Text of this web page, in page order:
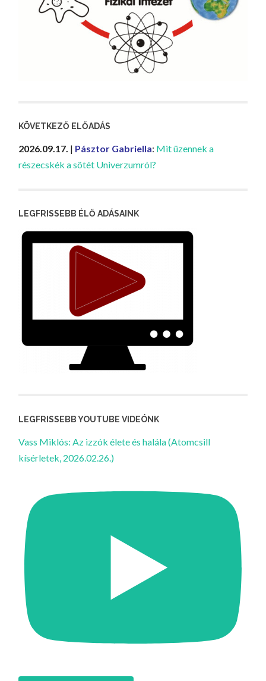
KÖVETKEZŐ ELŐADÁS
2026.09.17. | Pásztor Gabriella: Mit üzennek a
részecskék a sötét Univerzumról?
LEGFRISSEBB ÉLŐ ADÁSAINK
LEGFRISSEBB YOUTUBE VIDEÓNK
Vass Miklós: Az izzók élete és halála (Atomcsill
kísérletek, 2026.02.26.)